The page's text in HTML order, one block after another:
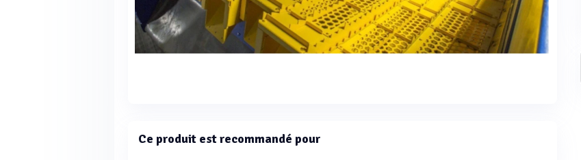
Ce produit est recommandé pour